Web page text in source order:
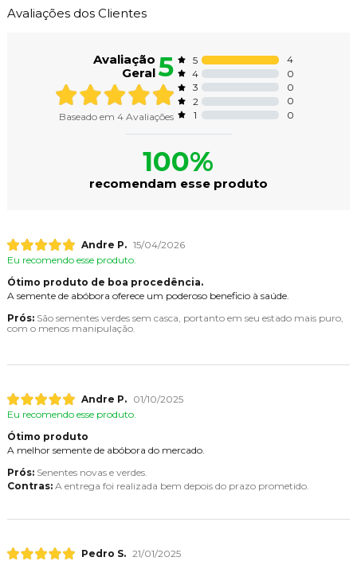
Avaliações dos Clientes
Avaliação
Geral5
Baseado em 4Avaliações
5
4
4
0
3
0
2
0
1
0
100%
recomendam esse produto
Andre P. 15/04/2026
Eu recomendo esse produto.
Ótimo produto de boa procedência.
A semente de abóbora oferece um poderoso beneficio à saúde.
Prós: São sementes verdes sem casca, portanto em seu estado mais puro,
com o menos manipulação.
Andre P.
01/10/2025
Eu recomendo esse produto.
Ótimo produto
A melhor semente de abóbora do mercado.
Prós: Senentes novas e verdes.
Contras: A entrega foi realizada bem depois do prazo prometido.
Pedro S. 21/01/2025